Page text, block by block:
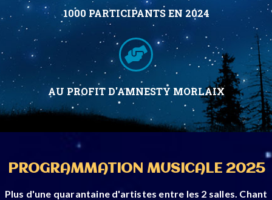
1000 PARTICIPANTS EN 2024
AU PROFIT D'AMNESTY MORLAIX
PROGRAMMATION MUSICALE 2025
Plus d'une quarantaine d'artistes entre les 2 salles. Chant